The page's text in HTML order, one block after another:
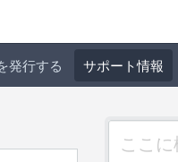
発行する サポート情報